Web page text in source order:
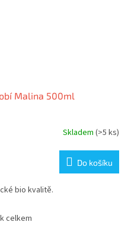
Malina 500ml
Skladem (>5 ks)
Do košíku
bio kvalitě.
celkem